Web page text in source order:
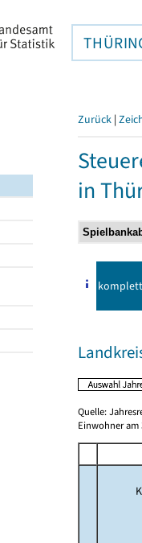
Zurück |
in
komplett
Quelle:
Einwohner am